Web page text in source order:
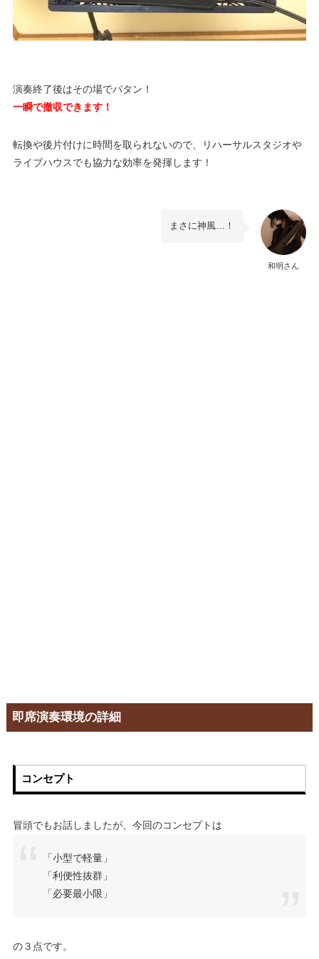
演奏終了後はその場でパタン！
一瞬で撤収できます！
転換や後片付けに時間を取られないので、リハーサルスタジオや
ライブハウスでも協力な効率を発揮します！
和明さん
まさに神風…！
即席演奏環境の詳細
コンセプト
冒頭でもお話しましたが、今回のコンセプトは
「小型で軽量」
「利便性抜群」
「必要最小限」
の３点です。